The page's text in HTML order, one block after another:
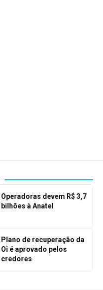
Operadoras devem R$ 3,7
bilhões à Anatel
Plano de recuperação da
Oi é aprovado pelos
credores